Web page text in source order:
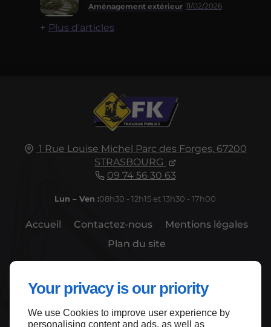
Your privacy is our priority
We use Cookies to improve user experience by
personalising content and ads, as well as
Aménagement extérieur 11/02/2026
Plus d'articles
1 Rue Louise Michel Parc des Forges, 67200
STRASBOURG
09 74 56 30 63
Lun – Ven :08h30 - 12h15 et 13h30 - 17h00
Accueil Contactez-nous
Mentions légales
Plan du site
Haut de page